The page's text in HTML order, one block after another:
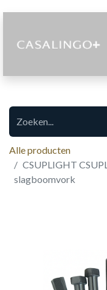
Alle producten
CSUPLIGHT
slagboomvork